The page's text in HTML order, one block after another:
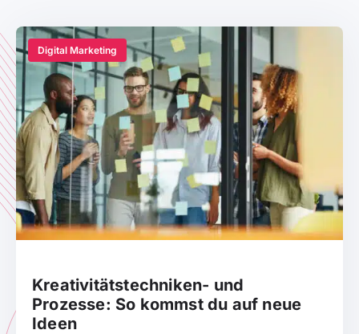
Digital Marketing
Kreativitätstechniken- und
Prozesse: So kommst du auf neue
Ideen